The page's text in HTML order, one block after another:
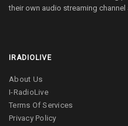
their own audio streaming
IRADIOLIVE
About Us
I-RadioLive
Terms Of Services
Privacy Policy